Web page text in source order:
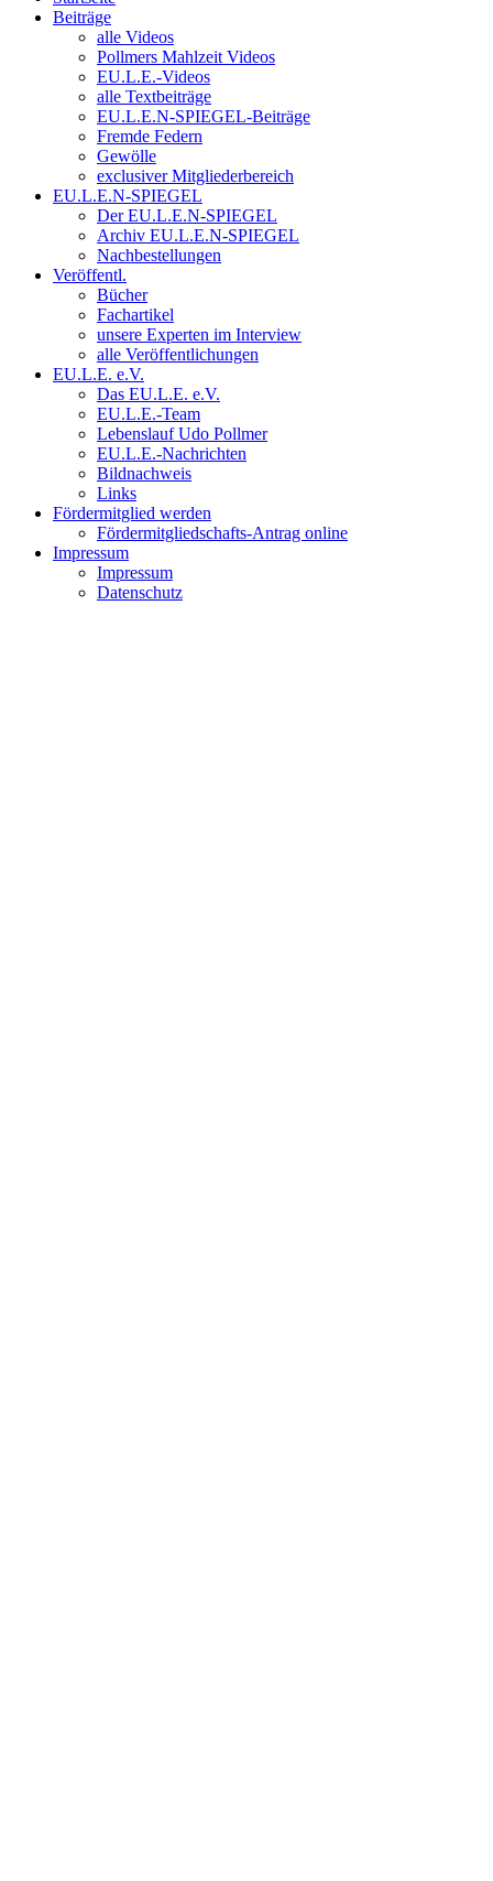
Beiträge
alle Videos
Pollmers Mahlzeit Videos
EU.L.E.-Videos
alle Textbeiträge
EU.L.E.N-SPIEGEL-Beiträge
Fremde Federn
Gewölle
exclusiver Mitgliederbereich
EU.L.E.N-SPIEGEL
Der EU.L.E.N-SPIEGEL
Archiv EU.L.E.N-SPIEGEL
Nachbestellungen
Veröffentl.
Bücher
Fachartikel
unsere Experten im Interview
alle Veröffentlichungen
EU.L.E. e.V.
Das EU.L.E. e.V.
EU.L.E.-Team
Lebenslauf Udo Pollmer
EU.L.E.-Nachrichten
Bildnachweis
Links
Fördermitglied werden
Fördermitgliedschafts-Antrag online
Impressum
Impressum
Datenschutz